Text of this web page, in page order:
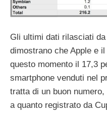
Gli ultimi dati rilasciati da
dimostrano che Apple e il
questo momento il 17,3
smartphone venduti nel
tratta di un buon
a quanto registrato da